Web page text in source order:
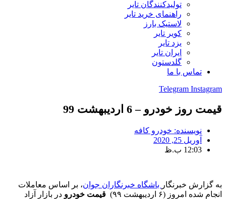
تولیدکنندگان تایر
راهنمای خرید تایر
لاستیک بارز
کویر تایر
یزد تایر
ایران تایر
گلدستون
تماس با ما
Telegram Instagram
قیمت روز خودرو – 6 اردیبهشت 99
نویسنده: خودرو کافه
آوریل 25, 2020
12:03 ب.ظ
به گزارش خبرنگار باشگاه خبرنگاران جوان، بر اساس معاملات
انجام شده امروز (۶ اردیبهشت ۹۹)
قیمت خودرو در بازار آزاد